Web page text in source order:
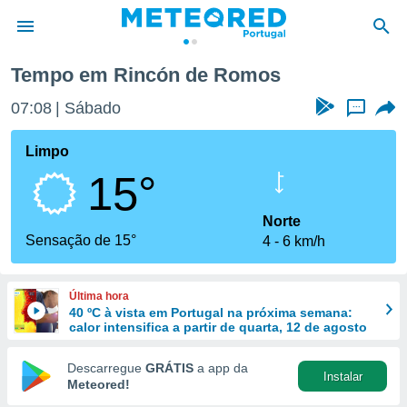
da
foi
fornecidas
a este
das
e
forma
digital
Tempo em Rincón de Romos
07:08 Sábado ...
Limpo
15°
Sensação de 15°
Norte
4
6 km/h
Última hora
40 ºC à vista em Portugal na próxima semana:
calor intensifica a partir de quarta, 12 de agosto
Descarregue GRÁTIS a app da
Meteored!
Instalar